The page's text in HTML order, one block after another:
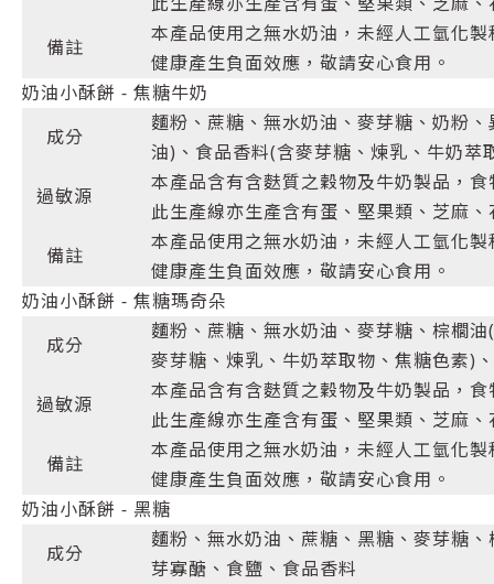
備註
本產品使用之無水奶油，未經人工氫化
健康產生負面效應，敬請安心食用。
奶油小酥餅 - 焦糖牛奶
成分
麵粉、蔗糖、無水奶油、麥芽糖、奶粉
油)、食品香料(含麥芽糖、煉乳、牛奶萃
過敏源
本產品含有含麩質之穀物及牛奶製品，
此生產線亦生產含有蛋、堅果類、芝麻
備註
本產品使用之無水奶油，未經人工氫化
健康產生負面效應，敬請安心食用。
奶油小酥餅 - 焦糖瑪奇朵
成分
麵粉、蔗糖、無水奶油、麥芽糖、棕櫚
麥芽糖、煉乳、牛奶萃取物、焦糖色素)
過敏源
本產品含有含麩質之穀物及牛奶製品，
此生產線亦生產含有蛋、堅果類、芝麻
備註
本產品使用之無水奶油，未經人工氫化
健康產生負面效應，敬請安心食用。
奶油小酥餅 - 黑糖
成分
麵粉、無水奶油、蔗糖、黑糖、麥芽糖
芽寡醣、食鹽、食品香料